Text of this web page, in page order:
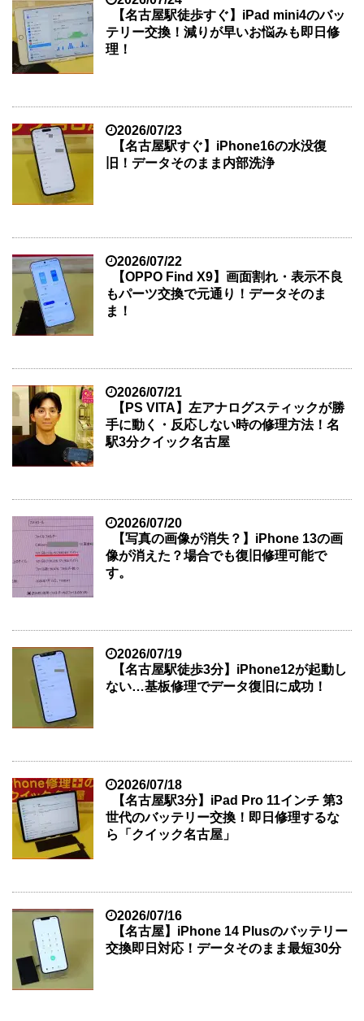
【名古屋駅徒歩すぐ】iPad mini4のバッ
テリー交換！減りが早いお悩みも即日修
理！
2026/07/23
【名古屋駅すぐ】iPhone16の水没復
旧！データそのまま内部洗浄
2026/07/22
【OPPO Find X9】画面割れ・表示不良
もパーツ交換で元通り！データそのま
ま！
2026/07/21
【PS VITA】左アナログスティックが勝
手に動く・反応しない時の修理方法！名
駅3分クイック名古屋
2026/07/20
【写真の画像が消失？】iPhone 13の画
像が消えた？場合でも復旧修理可能で
す。
2026/07/19
【名古屋駅徒歩3分】iPhone12が起動し
ない…基板修理でデータ復旧に成功！
2026/07/18
【名古屋駅3分】iPad Pro 11インチ 第3
世代のバッテリー交換！即日修理するな
ら「クイック名古屋」
2026/07/16
【名古屋】iPhone 14 Plusのバッテリー
交換即日対応！データそのまま最短30分